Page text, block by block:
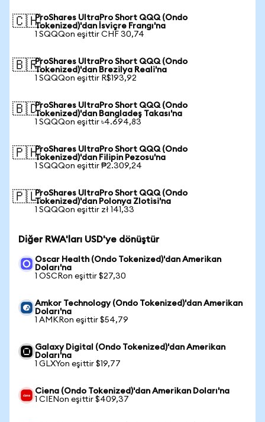
🇨🇭ProShares UltraPro Short QQQ (Ondo
Tokenized)'dan İsviçre Frangı'na
1 SQQQon eşittir CHF 30,74
🇧🇷ProShares UltraPro Short QQQ (Ondo
Tokenized)'dan Brezilya Reali'na
1 SQQQon eşittir R$193,92
🇧🇩ProShares UltraPro Short QQQ (Ondo
Tokenized)'dan Bangladeş Takası'na
1 SQQQon eşittir ৳4.694,83
🇵🇭ProShares UltraPro Short QQQ (Ondo
Tokenized)'dan Filipin Pezosu'na
1 SQQQon eşittir ₱2.309,24
🇵🇱ProShares UltraPro Short QQQ (Ondo
Tokenized)'dan Polonya Zlotisi'na
1 SQQQon eşittir zł 141,33
Diğer RWA'ları USD'ye dönüştür
Oscar Health (Ondo Tokenized)'dan Amerikan
Doları'na
1 OSCRon eşittir $27,30
Amkor Technology (Ondo Tokenized)'dan Amerikan
Doları'na
1 AMKRon eşittir $54,79
Galaxy Digital (Ondo Tokenized)'dan Amerikan
Doları'na
1 GLXYon eşittir $19,77
Ciena (Ondo Tokenized)'dan Amerikan Doları'na
1 CIENon eşittir $409,37